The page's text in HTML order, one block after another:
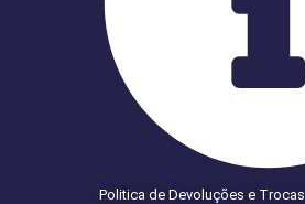
Politica de Devoluções e Trocas